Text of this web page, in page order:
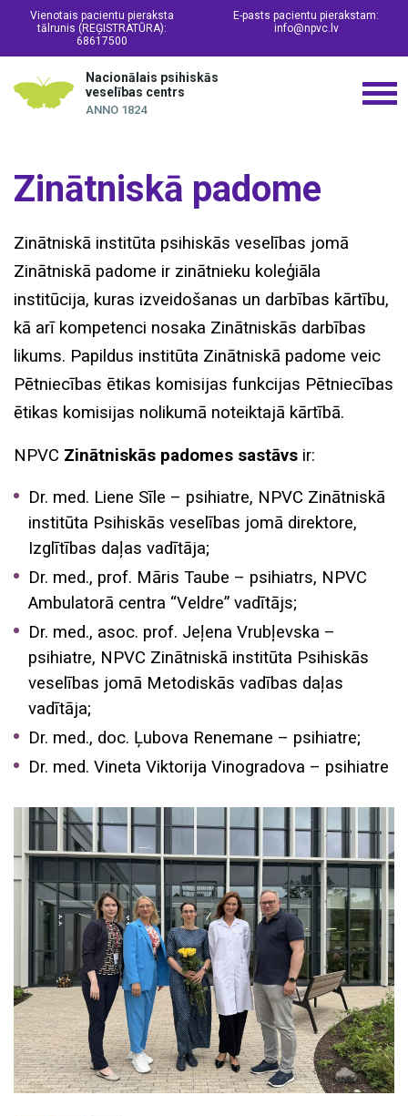
Vienotais pacientu pieraksta
tālrunis (REĢISTRATŪRA):
68617500
E-pasts pacientu pierakstam:
info@npvc.lv
Nacionālais psihiskās
veselības centrs
ANNO 1824
Zinātniskā padome
Zinātniskā institūta psihiskās veselības jomā
Zinātniskā padome ir zinātnieku koleģiāla
institūcija, kuras izveidošanas un darbības kārtību,
kā arī kompetenci nosaka Zinātniskās darbības
likums. Papildus institūta Zinātniskā padome veic
Pētniecības ētikas komisijas funkcijas Pētniecības
ētikas komisijas nolikumā noteiktajā kārtībā.
NPVC Zinātniskās padomes sastāvs ir:
Dr. med. Liene Sīle – psihiatre, NPVC Zinātniskā
institūta Psihiskās veselības jomā direktore,
Izglītības daļas vadītāja;
Dr. med., prof. Māris Taube – psihiatrs, NPVC
Ambulatorā centra “Veldre” vadītājs;
Dr. med., asoc. prof. Jeļena Vrubļevska –
psihiatre, NPVC Zinātniskā institūta Psihiskās
veselības jomā Metodiskās vadības daļas
vadītāja;
Dr. med., doc. Ļubova Renemane – psihiatre;
Dr. med. Vineta Viktorija Vinogradova – psihiatre